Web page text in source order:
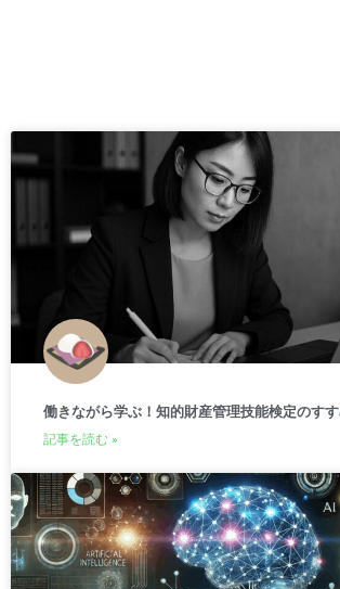
働きながら学ぶ！知的財産管理技能検定のす
記事を読む »